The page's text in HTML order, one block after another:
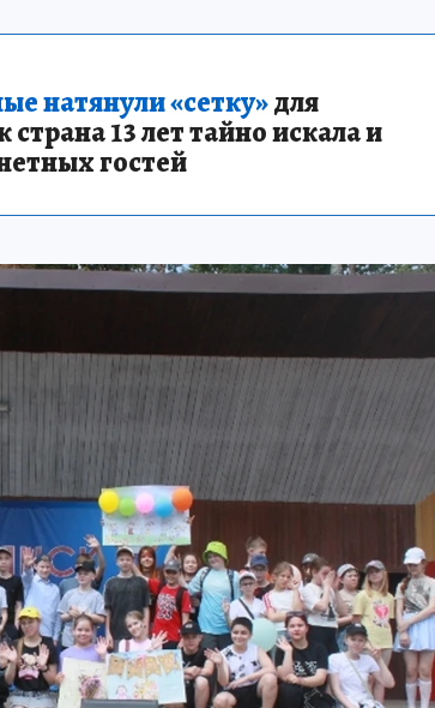
натянули «сетку»для
13 лет тайно искала и
гостей